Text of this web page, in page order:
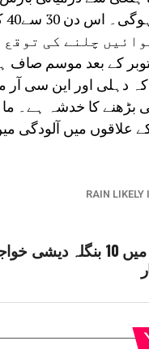
دہلی اور این سی
بڑھنے کا خدشہ ہے۔
میں آلودگی میں
RAIN LIKELY
راجدھانی میں 10 بنگلہ دیشی